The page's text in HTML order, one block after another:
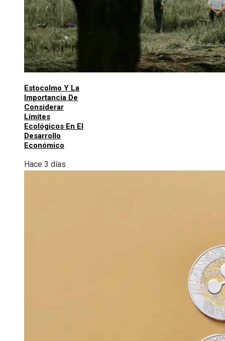
Estocolmo Y La
Importancia De
Considerar
Límites
Ecológicos En El
Desarrollo
Económico
Hace 3 días